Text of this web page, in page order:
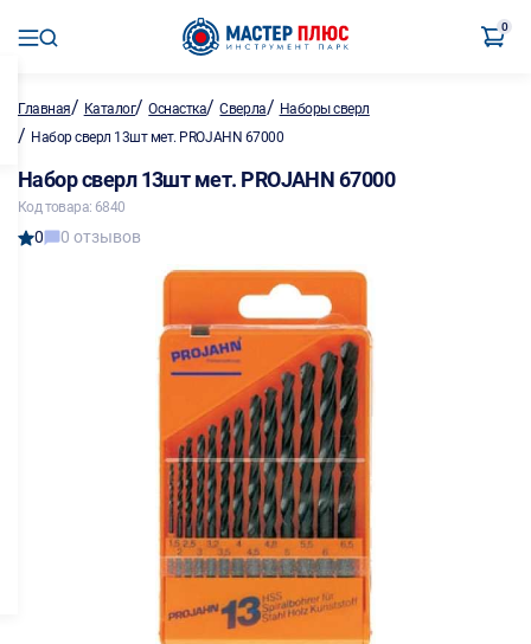
0
Главная/ Каталог/Оснастка/Сверла/ Наборы сверл
/ Набор сверл 13шт мет. PROJAHN 67000
Набор сверл 13шт мет. PROJAHN 67000
Код товара: 6840
0 0 отзывов